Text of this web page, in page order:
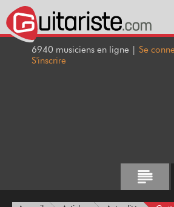
6940 musiciens en ligne | Se
S'inscrire